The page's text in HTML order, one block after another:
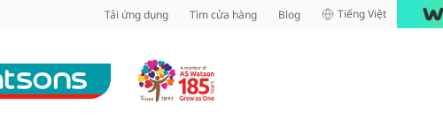
Tải ứng dụng Tìm cửa hàng Blog Tiếng Việt